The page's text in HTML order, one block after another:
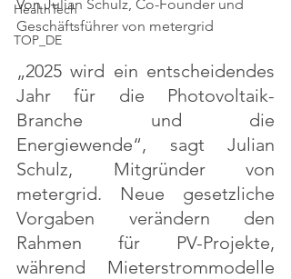
HealthTech
TOP_DE
Von Julian Schulz, Co-Founder und
Geschäftsführer von metergrid
„2025 wird ein entscheidendes
Jahr für die Photovoltaik-
Branche und die
Energiewende“, sagt Julian
Schulz, Mitgründer von
metergrid. Neue gesetzliche
Vorgaben verändern den
Rahmen für PV-Projekte,
während Mieterstrommodelle